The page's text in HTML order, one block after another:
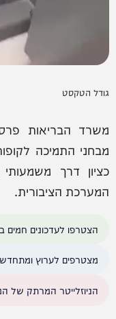
גודל הטקסט
משרד הבריאות
כציון דרך
המערכת הציבורית.
הצטרפו לעדכונים
מצטרפים לערוץ
הניוזלייטר המרתק של